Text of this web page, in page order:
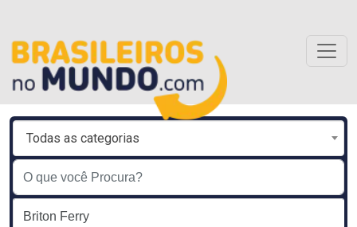
Todas as categorias